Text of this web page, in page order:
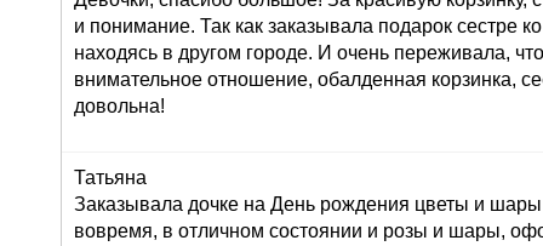
и понимание. Так как заказывала подарок сестре
находясь в другом городе. И очень переживала,
внимательное отношение, обалденная корзинка,
довольна!
Татьяна
Заказывала дочке на День рождения цветы и
вовремя, в отличном состоянии и розы и шары,